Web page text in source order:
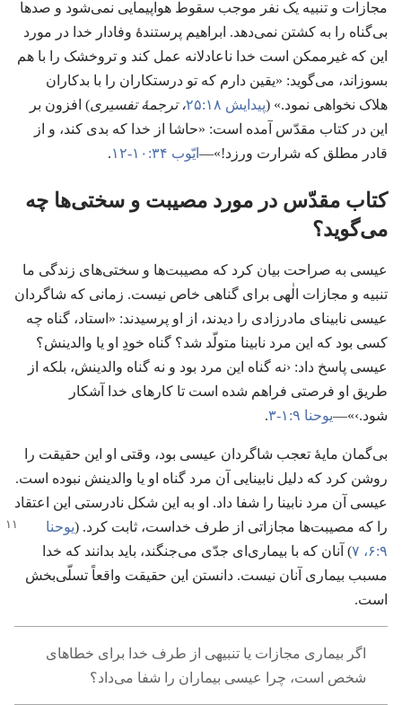
مجازات و تنبیه یک نفر موجب سقوط هواپیمایی نمی‌شود و صدها
بی‌گناه را به کشتن نمی‌دهد.‏ ابراهیم پرستندهٔ وفادار خدا در مورد
این که غیرممکن است خدا ناعادلانه عمل کند و تروخشک را با هم
بسوزاند،‏ می‌گوید:‏ «یقین دارم که تو درستکاران را با بدکاران
هلاک نخواهی نمود.‏» (‏پیدایش ۱۸:‏۲۵ ‏،‏ ترجمهٔ تفسیری‏)‏ افزون بر
این در کتاب مقدّس آمده است:‏ «حاشا از خدا که بدی کند،‏ و از
قادر مطلق که شرارت ورزد!‏»—‏ایّوب ۳۴:‏۱۰-‏۱۲ ‏.‏
کتاب مقدّس در مورد مصیبت و سختی‌ها چه
می‌گوید؟‏
عیسی به صراحت بیان کرد که مصیبت‌ها و سختی‌های زندگی ما
تنبیه و مجازات الٰهی برای گناهی خاص نیست.‏ زمانی که شاگردان
عیسی نابینای مادرزادی را دیدند،‏ از او پرسیدند:‏ «استاد،‏ گناه چه
کسی بود که این مرد نابینا متولّد شد؟‏ گناه خودِ او یا والدینش؟‏
عیسی پاسخ داد:‏ ‹نه گناه این مرد بود و نه گناه والدینش،‏ بلکه از
طریق او فرصتی فراهم شده است تا کارهای خدا آشکار
شود.‏›»—‏یوحنا ۹:‏۱-‏۳ ‏.‏
بی‌گمان مایهٔ تعجب شاگردان عیسی بود،‏ وقتی او این حقیقت را
روشن کرد که دلیل نابینایی آن مرد گناه او یا والدینش نبوده است.‏
عیسی آن مرد نابینا را شفا داد.‏ او به این شکل نادرستی این اعتقاد
را که مصیبت‌ها مجازاتی از طرف خداست،‏ ثابت کرد.‏ (‏یوحنا
۹:‏۶،‏ ۷
‏)‏ آنان که با بیماری‌ای جدّی می‌جنگند،‏ باید بدانند که خدا
مسبب بیماری آنان نیست.‏ دانستن این حقیقت واقعاً تسلّی‌بخش
است.‏
اگر بیماری مجازات یا تنبیهی از طرف خدا برای خطاهای
شخص است،‏ چرا عیسی بیماران را شفا می‌داد؟‏